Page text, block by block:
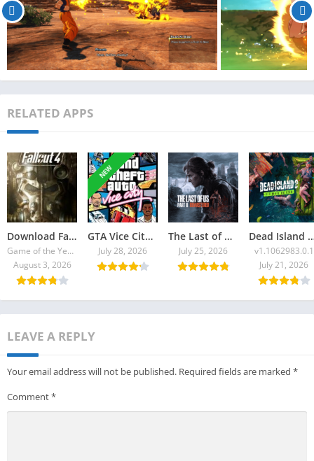
RELATED APPS
Download Fallout 4 Torrent
Game of the Year Edition v1.10.980.0
August 3, 2026
NEW
GTA Vice City 2026 Torrent
July 28, 2026
The Last of Us Part II Remastered Torrent Baixar
July 25, 2026
Dead Island 2:
v1.1062983.0.1
July 21, 2026
LEAVE A REPLY
Your email address will not be published. Required fields are marked *
Comment*